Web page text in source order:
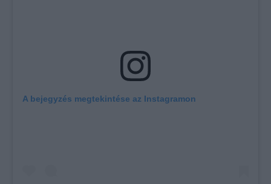
A bejegyzés megtekintése az Instagramon